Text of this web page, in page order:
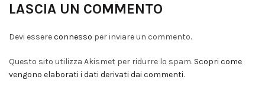
LASCIA UN COMMENTO
Devi essereconnesso per inviare un commento.
Questo sito utilizza Akismet per ridurre lo spam. Scopri come
vengono elaborati i dati derivati dai commenti.